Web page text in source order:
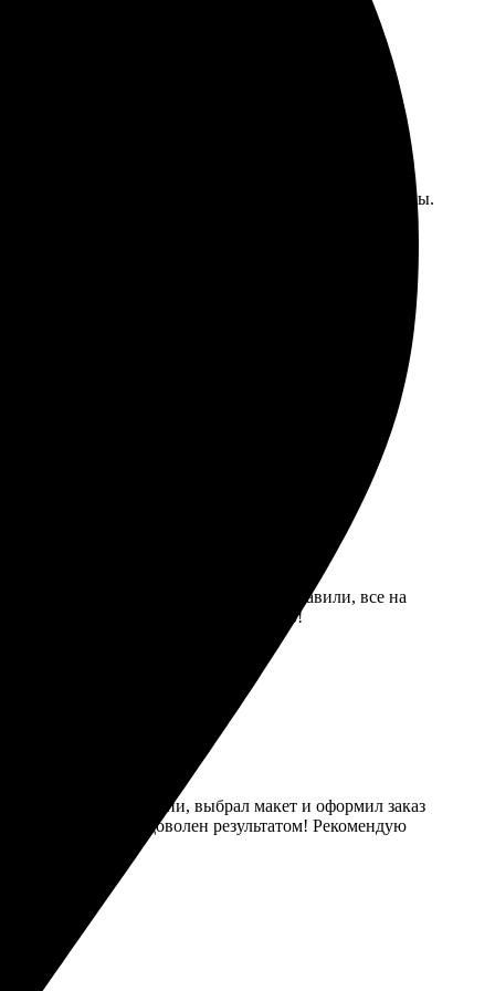
любимые фотографии, затем оформила страницы.
заказа. Обязательно вернусь ещё!
заказ. Ребята быстро сделали и отправили, все на
Буду заказывать снова, рекомендую!
Загрузил фотографии, выбрал макет и оформил заказ
яркие. Очень доволен результатом! Рекомендую